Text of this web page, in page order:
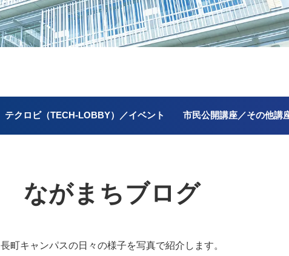
テクロビ（TECH-LOBBY）／イベント 市民公開講座／その他講
ながまちブログ
長町キャンパスの日々の様子を写真で紹介します。